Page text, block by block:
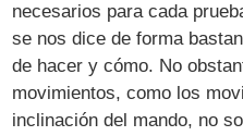
necesarios para cada
se nos dice de forma
de hacer y cómo. No
movimientos, como los
inclinación del mando, no